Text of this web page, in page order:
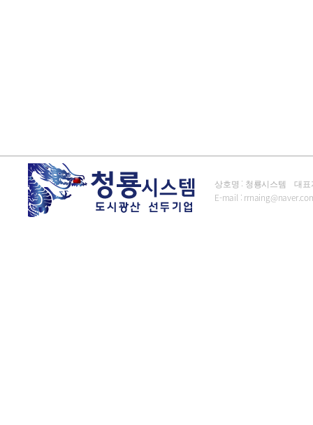
상호명 : 청룡시스템 대표
E-mail :